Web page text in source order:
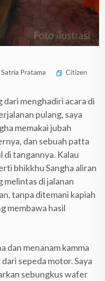
Pratama
Citizen
menghadiri acara di
pulang, saya
memakai jubah
dan sebuah patta
tangannya. Kalau
bhikkhu Sangha aliran
melintas di jalanan
tanpa ditemani kapiah
membawa hasil
dan menanam kamma
sepeda motor. Saya
sebungkus wafer